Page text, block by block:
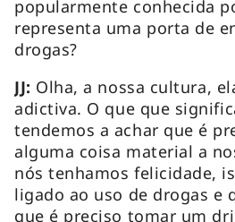
popularmente conhecida
representa uma porta de
drogas?
JJ: Olha, a nossa cultura,
adictiva. O que que
tendemos a achar que é
alguma coisa material a
nós tenhamos felicidade,
ligado ao uso de drogas e
que é preciso tomar um